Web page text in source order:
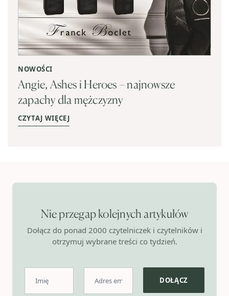
NOWOŚCI
Angie, Ashes i Heroes – najnowsze
zapachy dla mężczyzny
CZYTAJ WIĘCEJ
Nie przegap kolejnych artykułów
Dołącz do ponad 2000 czytelniczek i czytelników i
otrzymuj wybrane treści co tydzień.